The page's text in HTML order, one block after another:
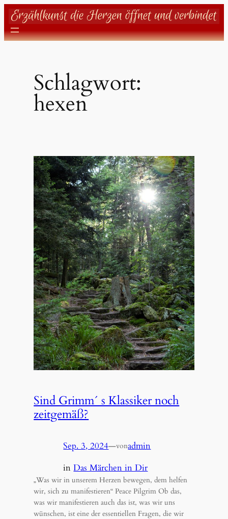
Zum
Inhalt
springen
Schlagwort:
hexen
Sind Grimm´ s Klassiker noch
zeitgemäß?
Sep. 3, 2024—vonadmin
inDas Märchen in Dir
„Was wir in unserem Herzen bewegen, dem helfen
wir, sich zu manifestieren“ Peace Pilgrim Ob das,
was wir manifestieren auch das ist, was wir uns
wünschen, ist eine der essentiellen Fragen, die wir